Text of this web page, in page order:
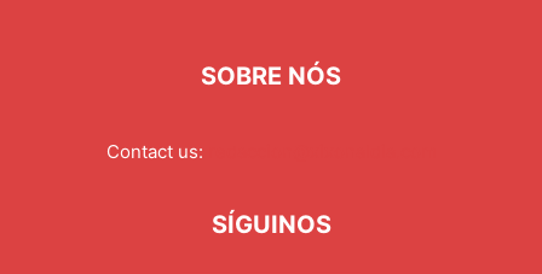
SOBRE NÓS
Contact us:
SÍGUINOS